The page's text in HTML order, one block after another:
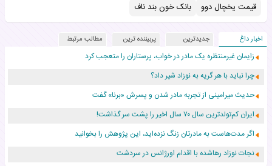
قیمت یخچال دوو
بانک خون بند ناف
اخبار داغ جدیدترین پربیننده ترین مطالب مرتبط
زایمان غیرمنتظره یک مادر در خواب، پرستاران را متعجب کرد
چرا نباید با هر گریه به نوزاد شیر داد؟
حدیث میرامینی از تجربه مادر شدن و پسرش «برنا» گفت
ایران کم‌تولدترین سال ۷۰ سال اخیر را پشت سر گذاشت!
اگر مدت‌هاست به مادرتان زنگ نزده‌اید، این پژوهش را بخوانید
نجات نوزاد رهاشده با اقدام اورژانس در سردشت